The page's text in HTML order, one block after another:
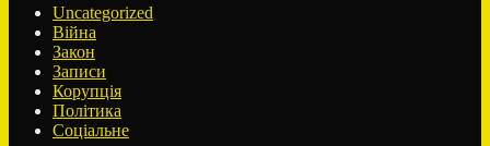
Uncategorized
Війна
Закон
Записи
Корупція
Політика
Соціальне